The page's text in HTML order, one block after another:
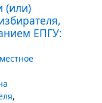
(или)
ЕПГУ:
,